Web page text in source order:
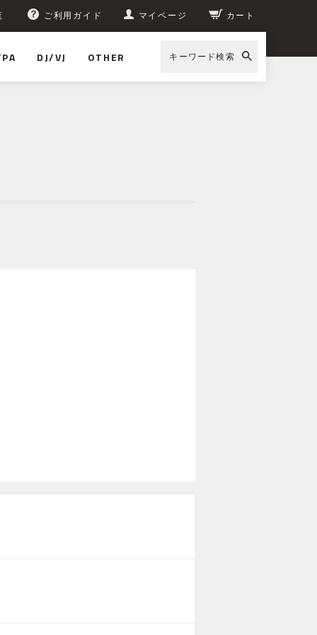
ご利用ガイド マイページ カート
DJ/VJ OTHER キーワード検索